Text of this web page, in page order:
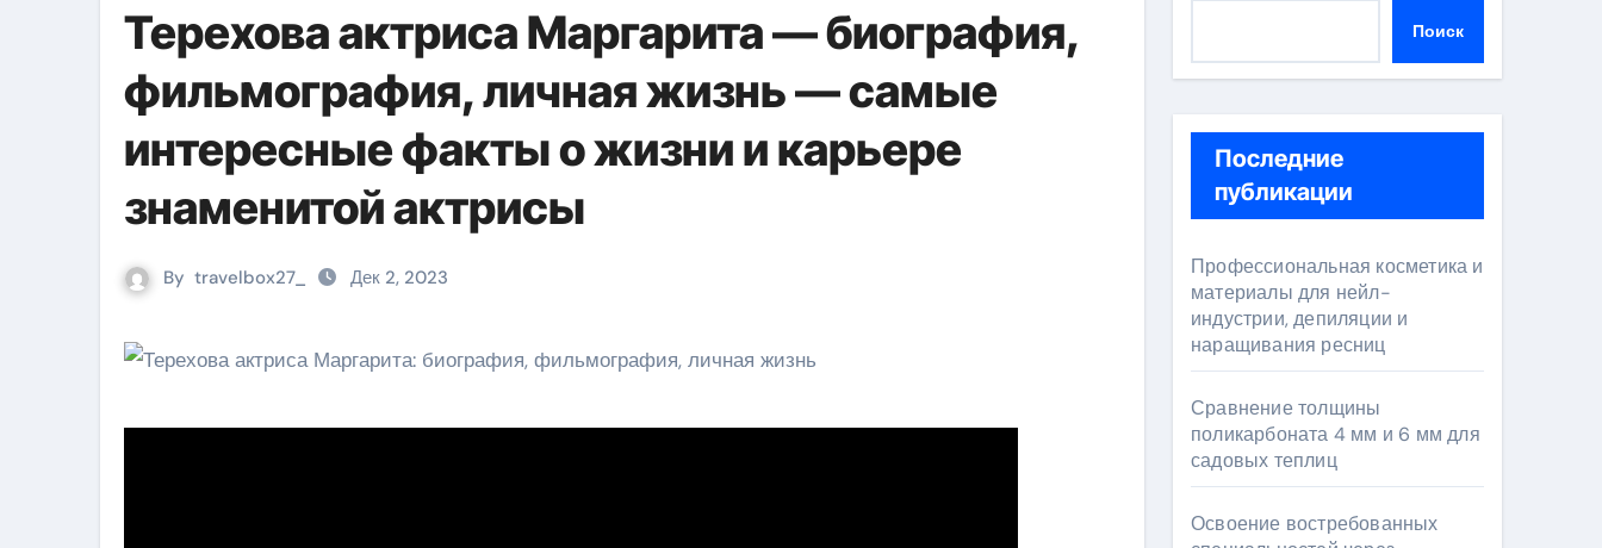
Терехова актриса Маргарита — биография,
фильмография, личная жизнь — самые
интересные факты о жизни и карьере
знаменитой актрисы
By travelbox27_ Дек 2, 2023
Поиск
Последние
публикации
Профессиональная косметика и
материалы для нейл-
индустрии, депиляции и
наращивания ресниц
Сравнение толщины
поликарбоната 4 мм и 6 мм для
садовых теплиц
Освоение востребованных